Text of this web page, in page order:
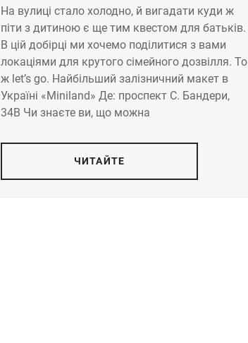
На вулиці стало холодно, й вигадати куди ж
піти з дитиною є ще тим квестом для батьків.
В цій добірці ми хочемо поділитися з вами
локаціями для крутого сімейного дозвілля. То
ж let’s go. Найбільший залізничний макет в
Україні «Miniland» Де: проспект С. Бандери,
34В Чи знаєте ви, що можна
ЧИТАЙТЕ